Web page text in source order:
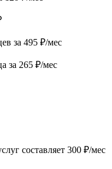
за 495 ₽/мес
за 265 ₽/мес
составляет 300 ₽/мес